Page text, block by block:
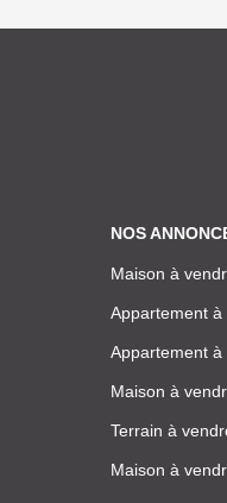
NOS
Maison à
Appartement
Appartement à
Maison à
Terrain à
Maison à